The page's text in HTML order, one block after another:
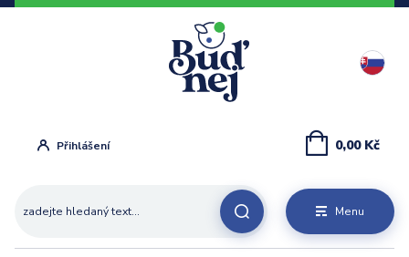
Menu
Přihlášení 0,00 Kč